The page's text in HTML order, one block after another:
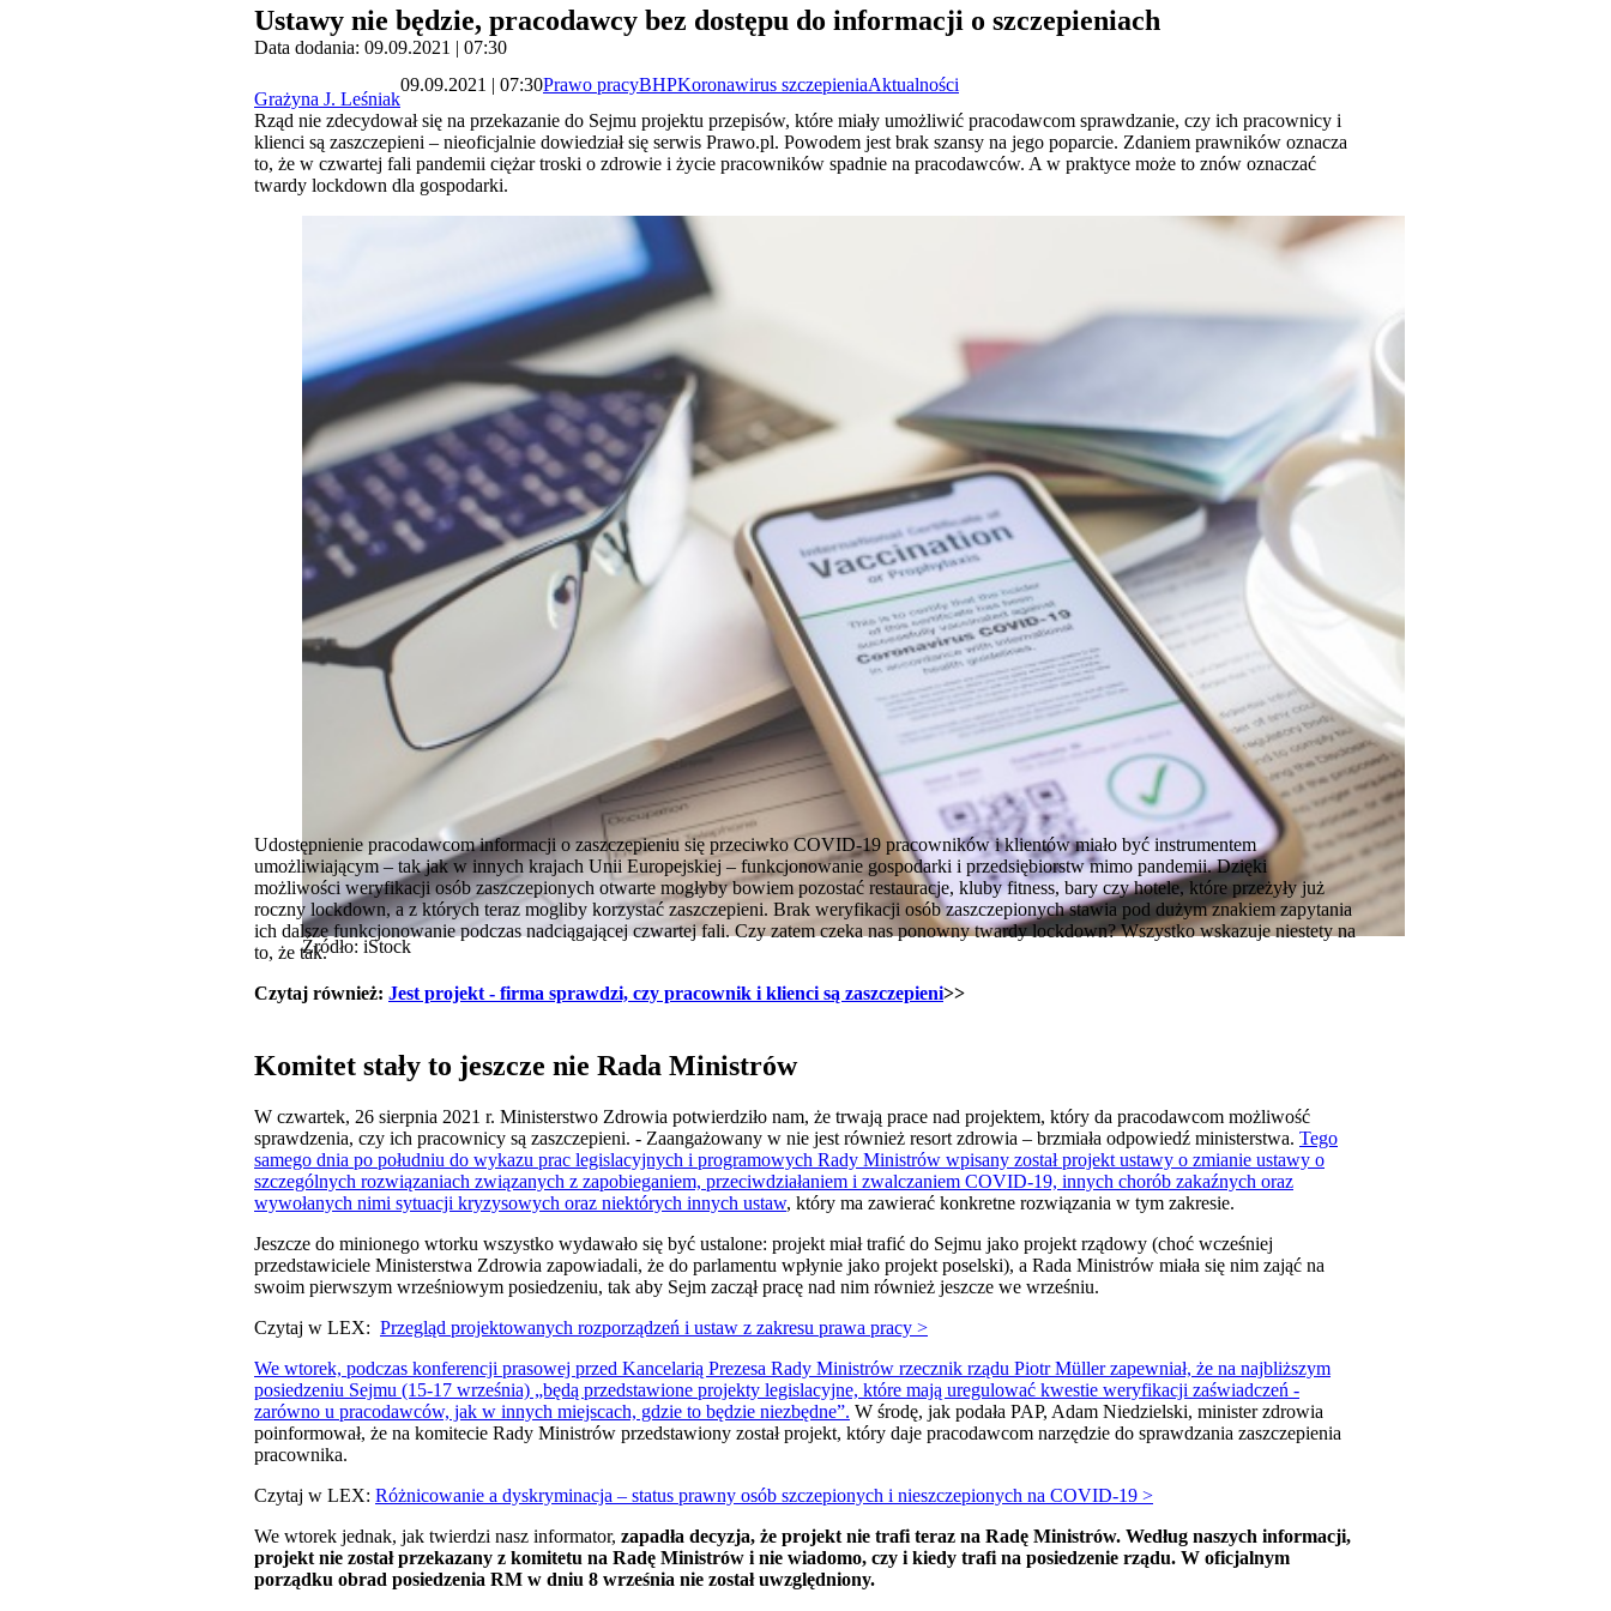
Ustawy nie będzie, pracodawcy bez dostępu do informacji o szczepieniach
Data dodania: 09.09.2021 | 07:30
Grażyna J. Leśniak
09.09.2021 | 07:30Prawo pracyBHPKoronawirus szczepieniaAktualności
Rząd nie zdecydował się na przekazanie do Sejmu projektu przepisów, które miały umożliwić pracodawcom sprawdzanie, czy ich pracownicy i
klienci są zaszczepieni – nieoficjalnie dowiedział się serwis Prawo.pl. Powodem jest brak szansy na jego poparcie. Zdaniem prawników oznacza
to, że w czwartej fali pandemii ciężar troski o zdrowie i życie pracowników spadnie na pracodawców. A w praktyce może to znów oznaczać
twardy lockdown dla gospodarki.
Źródło: iStock
Udostępnienie pracodawcom informacji o zaszczepieniu się przeciwko COVID-19 pracowników i klientów miało być instrumentem
umożliwiającym – tak jak w innych krajach Unii Europejskiej – funkcjonowanie gospodarki i przedsiębiorstw mimo pandemii. Dzięki
możliwości weryfikacji osób zaszczepionych otwarte mogłyby bowiem pozostać restauracje, kluby fitness, bary czy hotele, które przeżyły już
roczny lockdown, a z których teraz mogliby korzystać zaszczepieni. Brak weryfikacji osób zaszczepionych stawia pod dużym znakiem zapytania
ich dalsze funkcjonowanie podczas nadciągającej czwartej fali. Czy zatem czeka nas ponowny twardy lockdown? Wszystko wskazuje niestety na
to, że tak.
Czytaj również: Jest projekt - firma sprawdzi, czy pracownik i klienci są zaszczepieni>>
Komitet stały to jeszcze nie Rada Ministrów
W czwartek, 26 sierpnia 2021 r. Ministerstwo Zdrowia potwierdziło nam, że trwają prace nad projektem, który da pracodawcom możliwość
sprawdzenia, czy ich pracownicy są zaszczepieni. - Zaangażowany w nie jest również resort zdrowia – brzmiała odpowiedź ministerstwa. Tego
samego dnia po południu do wykazu prac legislacyjnych i programowych Rady Ministrów wpisany został projekt ustawy o zmianie ustawy o
szczególnych rozwiązaniach związanych z zapobieganiem, przeciwdziałaniem i zwalczaniem COVID-19, innych chorób zakaźnych oraz
wywołanych nimi sytuacji kryzysowych oraz niektórych innych ustaw, który ma zawierać konkretne rozwiązania w tym zakresie.
Jeszcze do minionego wtorku wszystko wydawało się być ustalone: projekt miał trafić do Sejmu jako projekt rządowy (choć wcześniej
przedstawiciele Ministerstwa Zdrowia zapowiadali, że do parlamentu wpłynie jako projekt poselski), a Rada Ministrów miała się nim zająć na
swoim pierwszym wrześniowym posiedzeniu, tak aby Sejm zaczął pracę nad nim również jeszcze we wrześniu.
Czytaj w LEX: Przegląd projektowanych rozporządzeń i ustaw z zakresu prawa pracy >
We wtorek, podczas konferencji prasowej przed Kancelarią Prezesa Rady Ministrów rzecznik rządu Piotr Müller zapewniał, że na najbliższym
posiedzeniu Sejmu (15-17 września) „będą przedstawione projekty legislacyjne, które mają uregulować kwestie weryfikacji zaświadczeń -
zarówno u pracodawców, jak w innych miejscach, gdzie to będzie niezbędne”. W środę, jak podała PAP, Adam Niedzielski, minister zdrowia
poinformował, że na komitecie Rady Ministrów przedstawiony został projekt, który daje pracodawcom narzędzie do sprawdzania zaszczepienia
pracownika.
Czytaj w LEX: Różnicowanie a dyskryminacja – status prawny osób szczepionych i nieszczepionych na COVID-19 >
We wtorek jednak, jak twierdzi nasz informator, zapadła decyzja, że projekt nie trafi teraz na Radę Ministrów. Według naszych informacji,
projekt nie został przekazany z komitetu na Radę Ministrów i nie wiadomo, czy i kiedy trafi na posiedzenie rządu. W oficjalnym
porządku obrad posiedzenia RM w dniu 8 września nie został uwzględniony.